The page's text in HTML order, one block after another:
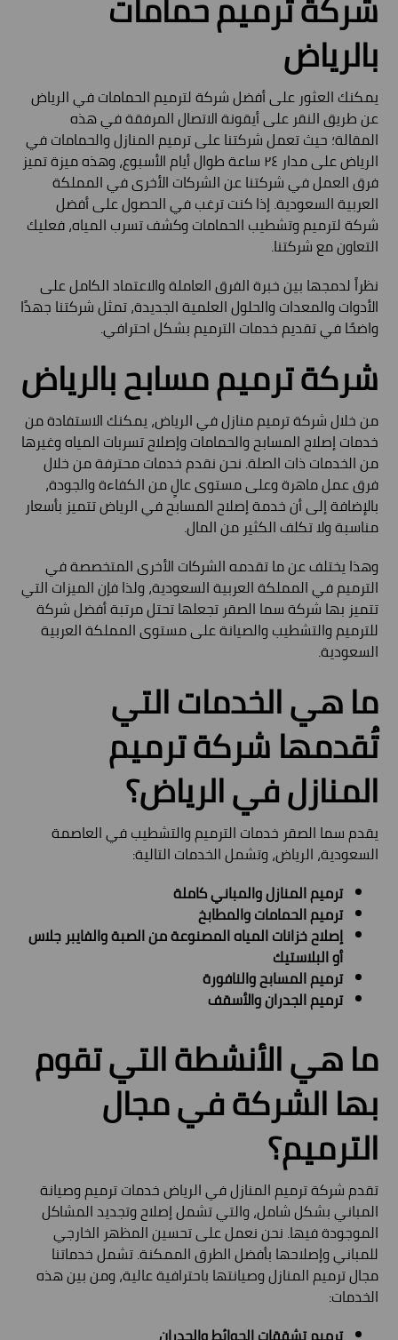
بالرياض
يمكنك العثور على أفضل شركة لترميم الحمامات في الرياض
عن طريق النقر على أيقونة الاتصال المرفقة في هذه
المقالة؛ حيث تعمل شركتنا على ترميم المنازل والحمامات في
الرياض على مدار ٢٤ ساعة طوال أيام الأسبوع، وهذه ميزة تميز
فرق العمل في شركتنا عن الشركات الأخرى في المملكة
العربية السعودية. إذا كنت ترغب في الحصول على أفضل
شركة لترميم وتشطيب الحمامات وكشف تسرب المياه، فعليك
التعاون مع شركتنا.
نظراً لدمجها بين خبرة الفرق العاملة والاعتماد الكامل على
الأدوات والمعدات والحلول العلمية الجديدة، تمثل شركتنا جهدًا
واضحًا في تقديم خدمات الترميم بشكل احترافي.
شركة ترميم مسابح بالرياض
من خلال شركة ترميم منازل في الرياض، يمكنك الاستفادة من
خدمات إصلاح المسابح والحمامات وإصلاح تسربات المياه وغيرها
من الخدمات ذات الصلة. نحن نقدم خدمات محترفة من خلال
فرق عمل ماهرة وعلى مستوى عالٍ من الكفاءة والجودة،
بالإضافة إلى أن خدمة إصلاح المسابح في الرياض تتميز بأسعار
مناسبة ولا تكلف الكثير من المال.
وهذا يختلف عن ما تقدمه الشركات الأخرى المتخصصة في
الترميم في المملكة العربية السعودية، ولذا فإن الميزات التي
تتميز بها شركة سما الصقر تجعلها تحتل مرتبة أفضل شركة
للترميم والتشطيب والصيانة على مستوى المملكة العربية
السعودية.
ما هي الخدمات التي
تُقدمها شركة ترميم
المنازل في الرياض؟
يقدم سما الصقر خدمات الترميم والتشطيب في العاصمة
السعودية، الرياض، وتشمل الخدمات التالية:
ترميم المنازل والمباني كاملة
ترميم الحمامات والمطابخ
إصلاح خزانات المياه المصنوعة من الصبة والفايبر جلاس
أو البلاستيك
ترميم المسابح والنافورة
ترميم الجدران والأسقف
ما هي الأنشطة التي تقوم
بها الشركة في مجال
الترميم؟
تقدم شركة ترميم المنازل في الرياض خدمات ترميم وصيانة
المباني بشكل شامل، والتي تشمل إصلاح وتجديد المشاكل
الموجودة فيها. نحن نعمل على تحسين المظهر الخارجي
للمباني وإصلاحها بأفضل الطرق الممكنة. تشمل خدماتنا
مجال ترميم المنازل وصيانتها باحترافية عالية، ومن بين هذه
الخدمات: